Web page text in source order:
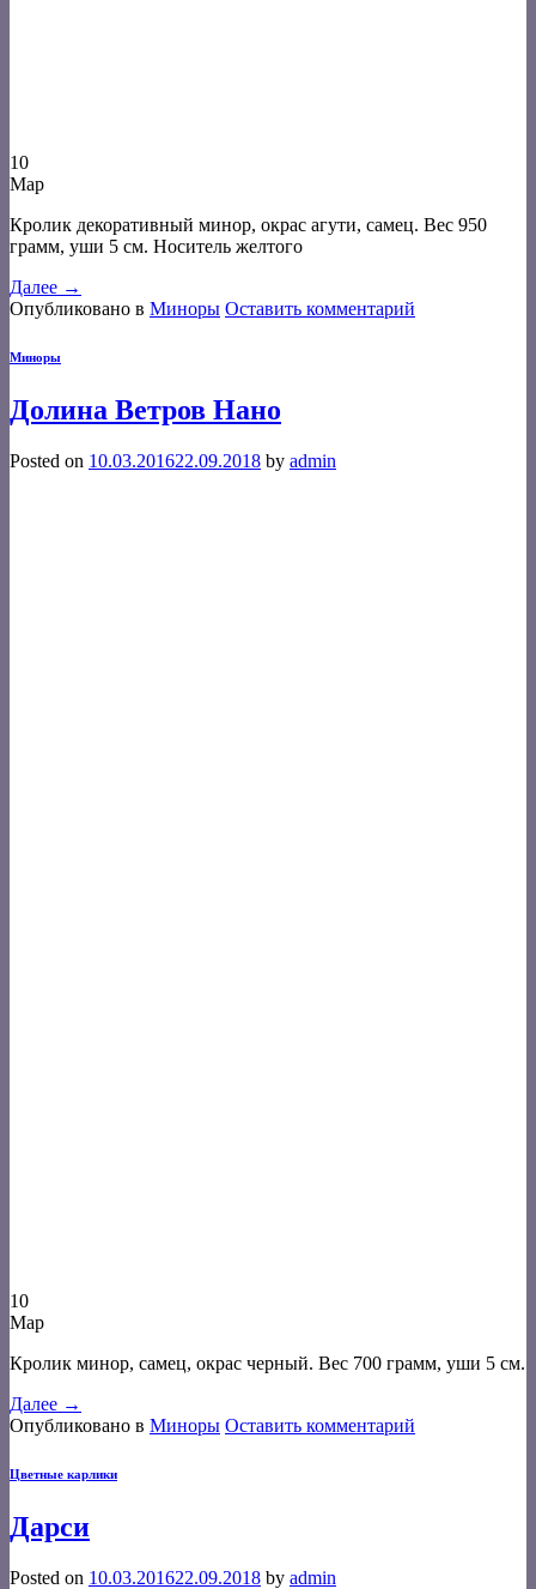
10
Мар
Кролик декоративный минор, окрас агути, самец. Вес 950
грамм, уши 5 см. Носитель желтого
Далее →
Опубликовано в Миноры Оставить комментарий
Миноры
Долина Ветров Нано
Posted on 10.03.201622.09.2018 by admin
10
Мар
Кролик минор, самец, окрас черный. Вес 700 грамм, уши 5 см.
Далее →
Опубликовано в Миноры Оставить комментарий
Цветные карлики
Дарси
Posted on 10.03.201622.09.2018 by admin